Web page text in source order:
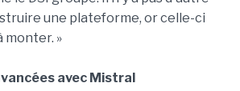
une plateforme, or celle-ci
monter. »
avec Mistral